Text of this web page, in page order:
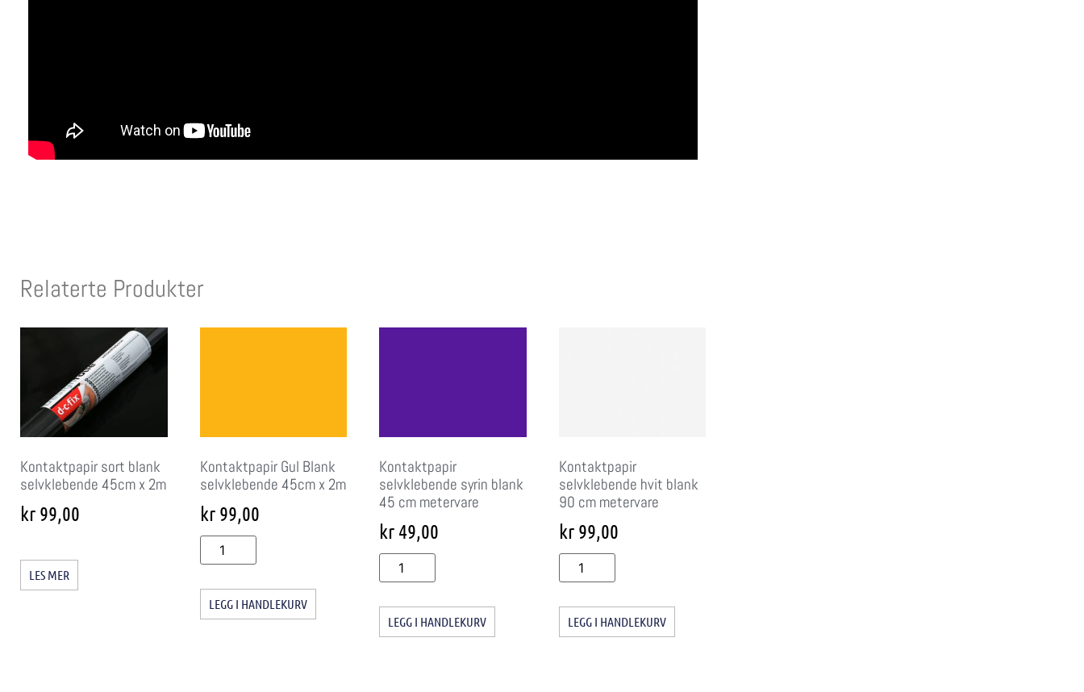
Relaterte Produkter
Kontaktpapir sort blank
selvklebende 45cm x 2m
kr 99,00
LES MER
Kontaktpapir Gul Blank
selvklebende 45cm x 2m
kr99,00
LEGG I HANDLEKURV
Kontaktpapir
selvklebende syrin blank
45 cm metervare
kr 49,00
LEGG I HANDLEKURV
Kontaktpapir
selvklebende hvit blank
90 cm metervare
kr99,00
LEGG I HANDLEKURV